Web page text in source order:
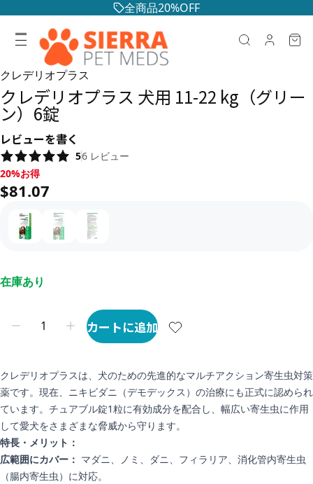
全商品20%OFF
クレデリオプラス
クレデリオプラス 犬用 11-22 kg（グリー
ン）6錠
レビューを書く
56 レビュー
20%お得, $81.07
20%お得
$81.07
在庫あり
カートに追加
クレデリオプラスは、犬のための先進的なマルチアクション寄生虫対策
薬です。現在、ニキビダニ（デモデックス）の治療にも正式に認められ
ています。チュアブル錠1粒に有効成分を配合し、幅広い寄生虫に作用
して愛犬をさまざまな脅威から守ります。
特長・メリット：
広範囲にカバー： マダニ、ノミ、ダニ、フィラリア、消化管内寄生虫
（腸内寄生虫）に対応。